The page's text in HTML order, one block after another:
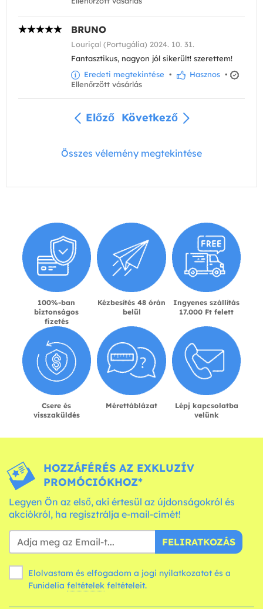
BRUNO
Louriçal (Portugália) 2024. 10. 31.
Fantasztikus, nagyon jól sikerült! szerettem!
Eredeti megtekintése • Hasznos •
Ellenőrzött vásárlás
Előző Következő
Összes vélemény megtekintése
100%-ban
biztonságos
fizetés
Kézbesítés 48 órán
belül
Ingyenes szállítás
17.000 Ft felett
Csere és
visszaküldés
Mérettáblázat
Lépj kapcsolatba
velünk
HOZZÁFÉRÉS AZ EXKLUZÍV
PROMÓCIÓKHOZ*
Legyen Ön az első, aki értesül az újdonságokról és
akciókról, ha regisztrálja e-mail-címét!
FELIRATKOZÁS
Elolvastam és elfogadom a jogi nyilatkozatot és a
Funidelia feltételek feltételeit.